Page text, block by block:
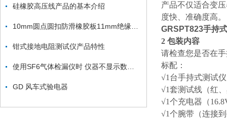
硅橡胶高压线产品的基本介绍
钳式接地电阻测试仪产品特性
GD 风车式验电器
产品不仅适合变
度快、准确度高。
GRSPT823手持
2 包装内容
请检查您是否在
标配：
√1台手持式测试仪
√1套测试线（红
√1个充电器（
√1个腕带（连接